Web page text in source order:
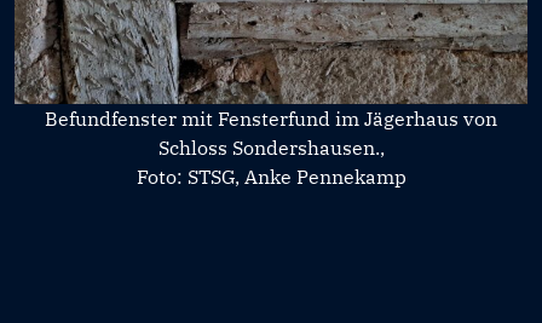
Befundfenster mit Fensterfund im Jägerhaus von
Schloss Sondershausen.,
Foto: STSG, Anke Pennekamp